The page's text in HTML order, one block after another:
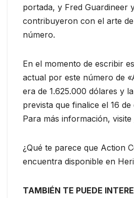
portada, y Fred Guardineer
contribuyeron con el arte
número.
En el momento de escribir
actual por este número de
era de 1.625.000 dólares y
prevista que finalice el 16
Para más información, visite
¿Qué te parece que Action
encuentra disponible en
TAMBIÉN TE PUEDE